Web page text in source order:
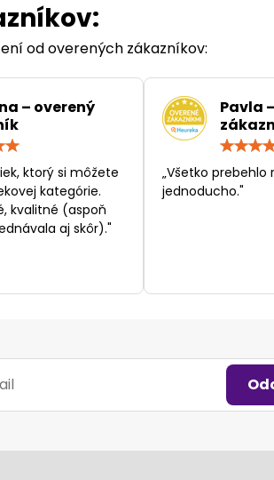
od overených zákazníkov:
– overený
/
5
ktorý si môžete
kategórie.
kvalitné (aspoň
aj skôr)."
Pavla
„Všetko prebehlo
jednoducho."